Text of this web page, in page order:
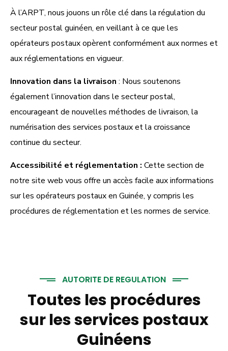
À l’ARPT, nous jouons un rôle clé dans la régulation du
secteur postal guinéen, en veillant à ce que les
opérateurs postaux opèrent conformément aux normes et
aux réglementations en vigueur.
Innovation dans la livraison : Nous soutenons
également l’innovation dans le secteur postal,
encourageant de nouvelles méthodes de livraison, la
numérisation des services postaux et la croissance
continue du secteur.
Accessibilité et réglementation : Cette section de
notre site web vous offre un accès facile aux informations
sur les opérateurs postaux en Guinée, y compris les
procédures de réglementation et les normes de service.
AUTORITE DE REGULATION
Toutes les procédures
sur les services postaux
Guinéens